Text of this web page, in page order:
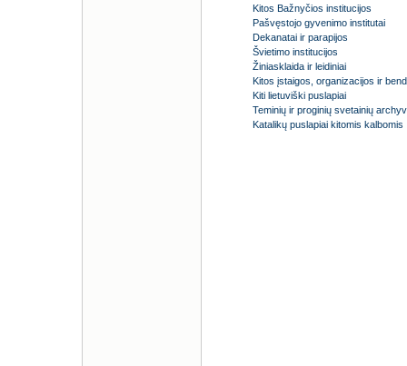
Kitos Bažnyčios institucijos
Pašvęstojo gyvenimo institutai
Dekanatai ir parapijos
Švietimo institucijos
Žiniasklaida ir leidiniai
Kitos įstaigos, organizacijos ir
Kiti lietuviški puslapiai
Teminių ir proginių svetainių
Katalikų puslapiai kitomis kalbomis